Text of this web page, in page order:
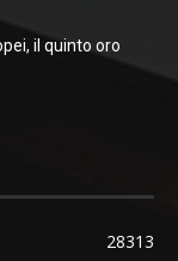
il quinto oro
28313